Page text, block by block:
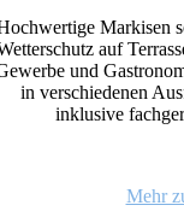
Markisen
auf
und
in verschiedenen
inklusive
Mehr